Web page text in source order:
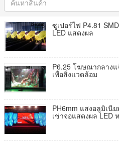
ซูเปอร์ไฟ P4.81
LED แสดงผล
P6.25 โฆษณากลางแ
เพื่อสิ่งแวดล้อม
PH6mm แสงอลูมิเนี
เช่าจอแสดงผล LED